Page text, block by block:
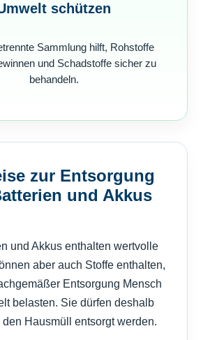
schützen
und Schadstoffe sicher zu
behandeln.
zur Entsorgung
und Akkus
aber auch Stoffe enthalten,
Entsorgung Mensch
belasten. Sie dürfen deshalb
den Hausmüll entsorgt werden.